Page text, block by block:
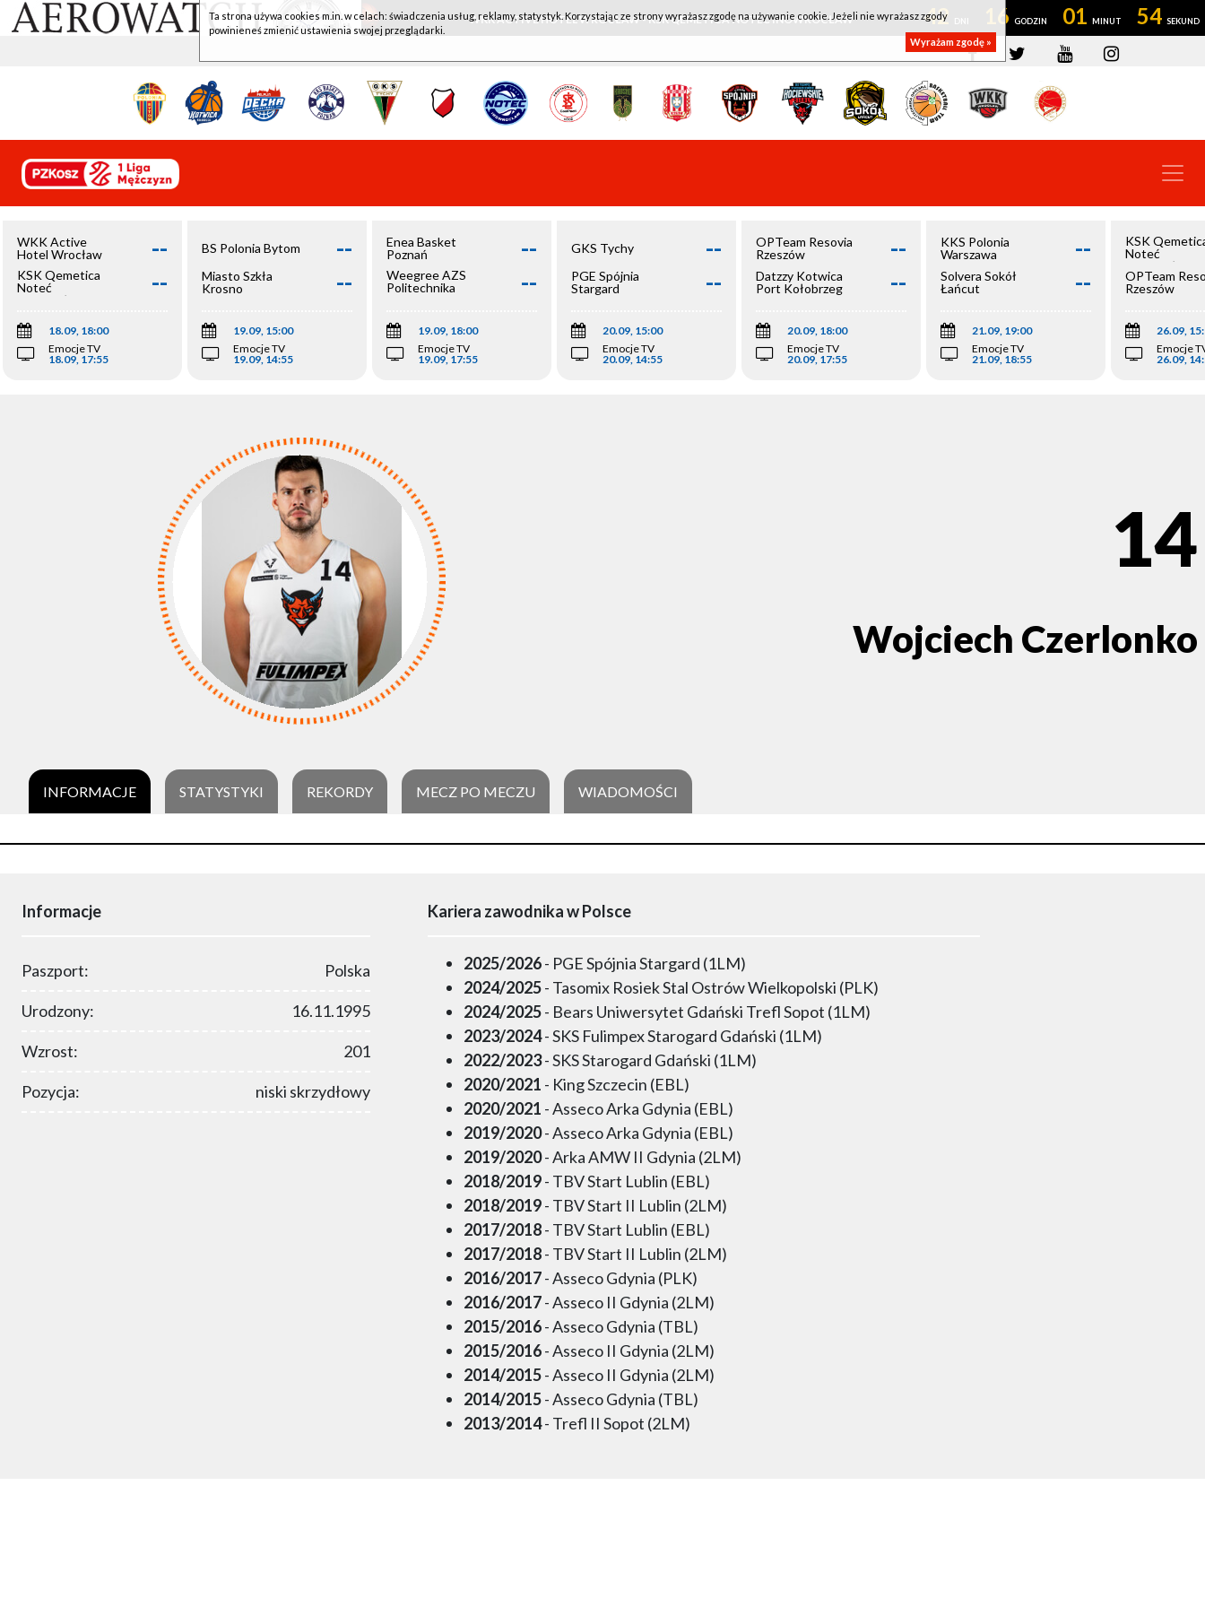
WKK ACTIVE HOTEL WROCŁAW - KSK QEMETICA NOTEĆ INOWROCŁAW 42 16 01 53
WKK Active
Hotel Wrocław
--
KSK Qemetica
Noteć
Inowrocław
--
18.09, 18:00
Emocje TV
18.09, 17:55
BS Polonia Bytom --
Miasto Szkła
Krosno
--
19.09, 15:00
Emocje TV
19.09, 14:55
Enea Basket
Poznań
--
Weegree AZS
Politechnika
--
19.09, 18:00
Emocje TV
19.09, 17:55
GKS Tychy --
PGE Spójnia
Stargard
--
20.09, 15:00
Emocje TV
20.09, 14:55
OPTeam Resovia
Rzeszów
--
Datzzy Kotwica
Port Kołobrzeg
--
20.09, 18:00
Emocje TV
20.09, 17:55
KKS Polonia
Warszawa
--
Solvera Sokół
Łańcut
--
21.09, 19:00
Emocje TV
21.09, 18:55
KSK
Noteć
Inowrocław
OPTeam
Rzeszów
26.09,
Emocje
26.09,
14
Wojciech Czerlonko
INFORMACJE STATYSTYKI REKORDY MECZ PO MECZU WIADOMOŚCI
Informacje
Paszport: Polska
Urodzony: 16.11.1995
Wzrost: 201
Pozycja: niski skrzydłowy
Kariera zawodnika w Polsce
2025/2026- PGE Spójnia Stargard (1LM)
2024/2025- Tasomix Rosiek Stal Ostrów Wielkopolski (PLK)
2024/2025- Bears Uniwersytet Gdański Trefl Sopot (1LM)
2023/2024- SKS Fulimpex Starogard Gdański (1LM)
2022/2023- SKS Starogard Gdański (1LM)
2020/2021 - King Szczecin (EBL)
2020/2021 - Asseco Arka Gdynia (EBL)
2019/2020- Asseco Arka Gdynia (EBL)
2019/2020- Arka AMW II Gdynia (2LM)
2018/2019- TBV Start Lublin (EBL)
2018/2019- TBV Start II Lublin (2LM)
2017/2018- TBV Start Lublin (EBL)
2017/2018- TBV Start II Lublin (2LM)
2016/2017- Asseco Gdynia (PLK)
2016/2017- Asseco II Gdynia (2LM)
2015/2016- Asseco Gdynia (TBL)
2015/2016- Asseco II Gdynia (2LM)
2014/2015- Asseco II Gdynia (2LM)
2014/2015- Asseco Gdynia (TBL)
2013/2014- Trefl II Sopot (2LM)
Ta strona używa cookies m.in. w celach: świadczenia usług, reklamy, statystyk. Korzystając ze strony wyrażasz zgodę na używanie cookie. Jeżeli nie wyrażasz zgody
powinieneś zmienić ustawienia swojej przeglądarki.
Wyrażam zgodę »